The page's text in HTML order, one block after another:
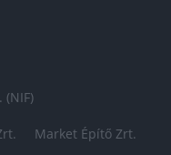
Market Építő Zrt.